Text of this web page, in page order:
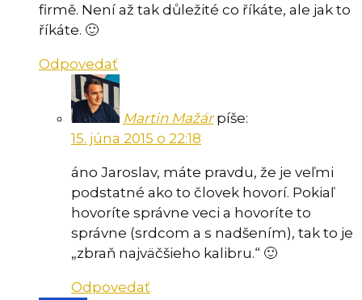
firmě. Není až tak důležité co říkáte, ale jak to
říkáte. 🙂
Odpovedať
Martin Mažár píše:
15. júna 2015 o 22:18
áno Jaroslav, máte pravdu, že je veľmi
podstatné ako to človek hovorí. Pokiaľ
hovoríte správne veci a hovoríte to
správne (srdcom a s nadšením), tak to je
„zbraň najväčšieho kalibru.“ 🙂
Odpovedať